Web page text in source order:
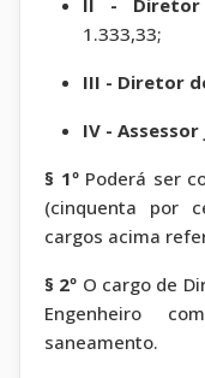
II - Diretor
1.333,33;
III - Diretor
IV -
§ 1ºPoderá ser
(cinquenta por
cargos acima
§ 2º O cargo de
Engenheiro
saneamento.